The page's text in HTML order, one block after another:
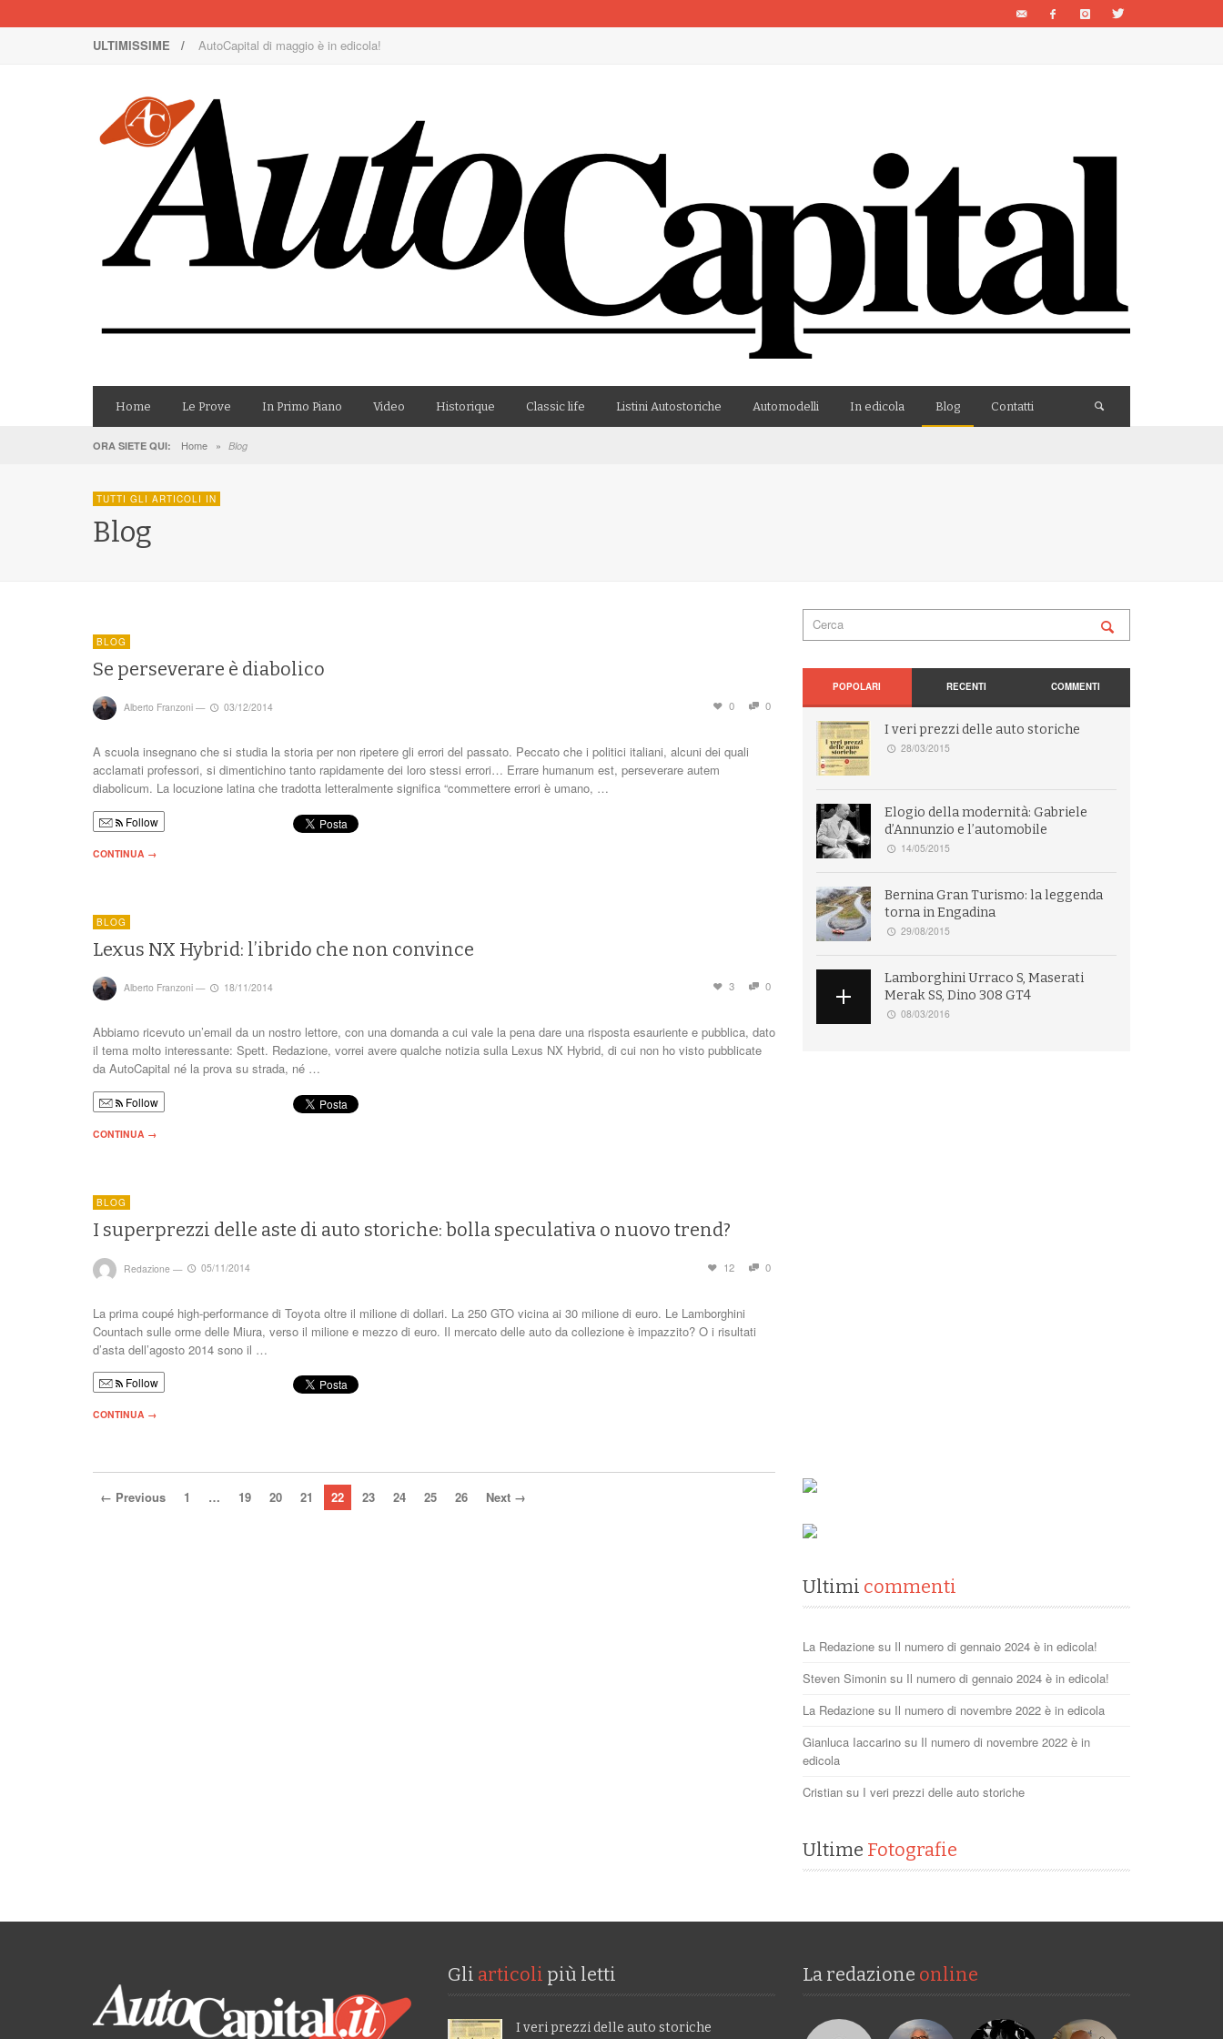
ULTIMISSIME / AutoCapital di maggio è in edicola!
1000 Miglia: un team rosa sulla rossa
Il Concorso Villa d’Este è ai nastri di partenza
I SUV Premium Omoda & Jaecoo
Il ritorno della Lancia nei rally
AutoCapital di marzo è in edicola!
AutoCapital di febbraio è in edicola!
Home Le Prove In Primo Piano Video Historique Classic life Listini Autostoriche Automodelli In edicola Blog Contatti
ORA SIETE QUI: Home » Blog
TUTTI GLI ARTICOLI IN
Blog
BLOG
Se perseverare è diabolico
Alberto Franzoni — 03/12/2014 0 0
A scuola insegnano che si studia la storia per non ripetere gli errori del passato. Peccato che i politici italiani, alcuni dei quali
acclamati professori, si dimentichino tanto rapidamente dei loro stessi errori… Errare humanum est, perseverare autem
diabolicum. La locuzione latina che tradotta letteralmente significa “commettere errori è umano, …
Follow
CONTINUA →
BLOG
Lexus NX Hybrid: l’ibrido che non convince
Alberto Franzoni — 18/11/2014 3 0
Abbiamo ricevuto un’email da un nostro lettore, con una domanda a cui vale la pena dare una risposta esauriente e pubblica, dato
il tema molto interessante: Spett. Redazione, vorrei avere qualche notizia sulla Lexus NX Hybrid, di cui non ho visto pubblicate
da AutoCapital né la prova su strada, né …
Follow
CONTINUA →
BLOG
I superprezzi delle aste di auto storiche: bolla speculativa o nuovo trend?
Redazione — 05/11/2014 12 0
La prima coupé high-performance di Toyota oltre il milione di dollari. La 250 GTO vicina ai 30 milione di euro. Le Lamborghini
Countach sulle orme delle Miura, verso il milione e mezzo di euro. Il mercato delle auto da collezione è impazzito? O i risultati
d’asta dell’agosto 2014 sono il …
Follow
CONTINUA →
← Previous 1 … 19 20 21 22 23 24 25 26 Next →
POPOLARI RECENTI COMMENTI
I veri prezzi delle auto storiche
28/03/2015
Elogio della modernità: Gabriele
d’Annunzio e l’automobile
14/05/2015
Bernina Gran Turismo: la leggenda
torna in Engadina
29/08/2015
Lamborghini Urraco S, Maserati
Merak SS, Dino 308 GT4
08/03/2016
Ultimi commenti
La Redazione su Il numero di gennaio 2024 è in edicola!
Steven Simonin su Il numero di gennaio 2024 è in edicola!
La Redazione su Il numero di novembre 2022 è in edicola
Gianluca Iaccarino su Il numero di novembre 2022 è in
edicola
Cristian su I veri prezzi delle auto storiche
Ultime Fotografie
Gli articoli più letti
I veri prezzi delle auto storiche
La redazione online